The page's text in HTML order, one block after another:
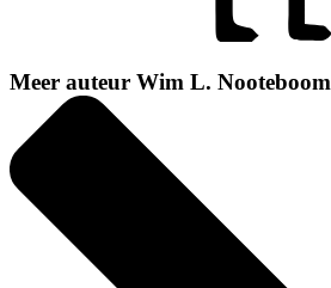
Meer auteur Wim L. Nooteboom